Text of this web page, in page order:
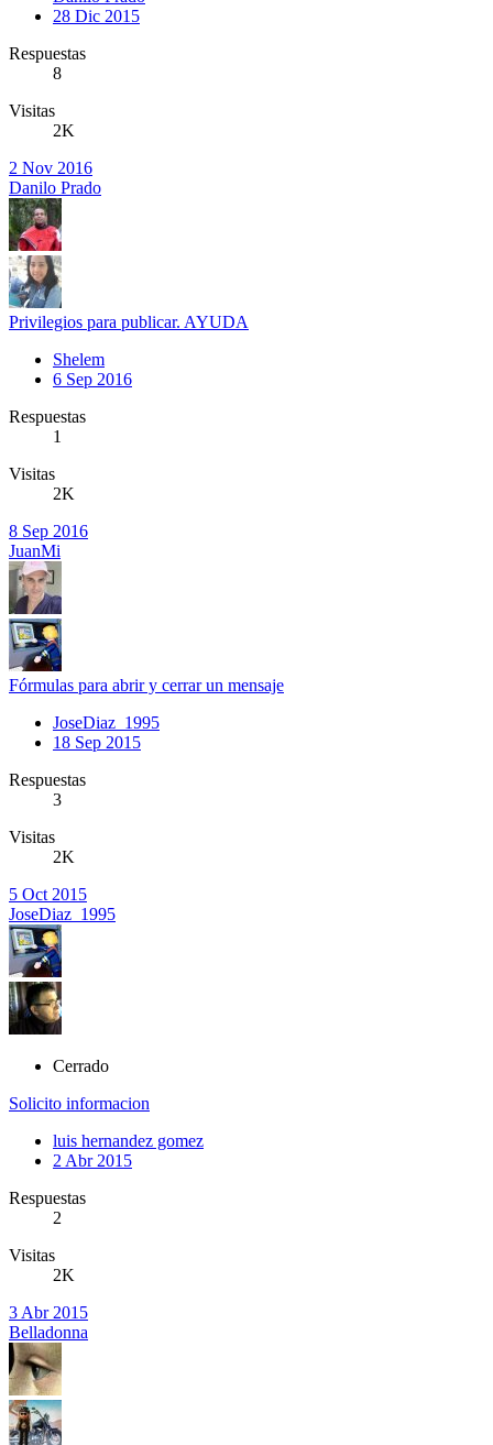
28 Dic 2015
Respuestas
8
Visitas
2K
2 Nov 2016
Danilo Prado
Privilegios para publicar. AYUDA
Shelem
6 Sep 2016
Respuestas
1
Visitas
2K
8 Sep 2016
JuanMi
Fórmulas para abrir y cerrar un mensaje
JoseDiaz_1995
18 Sep 2015
Respuestas
3
Visitas
2K
5 Oct 2015
JoseDiaz_1995
Cerrado
Solicito informacion
luis hernandez gomez
2 Abr 2015
Respuestas
2
Visitas
2K
3 Abr 2015
Belladonna